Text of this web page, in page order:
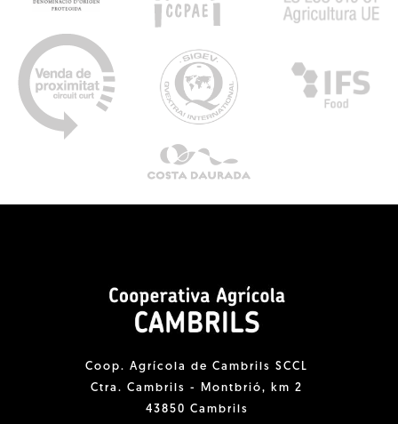
Coop. Agrícola de Cambrils SCCL
Ctra. Cambrils - Montbrió, km 2
43850 Cambrils